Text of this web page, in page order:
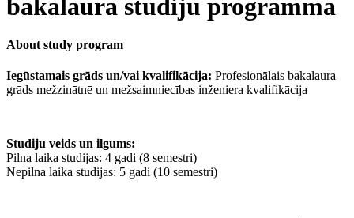
bakalaura studiju programma
About study program
Iegūstamais grāds un/vai kvalifikācija: Profesionālais bakalaura
grāds mežzinātnē un mežsaimniecības inženiera kvalifikācija
Studiju veids un ilgums:
Pilna laika studijas: 4 gadi (8 semestri)
Nepilna laika studijas: 5 gadi (10 semestri)